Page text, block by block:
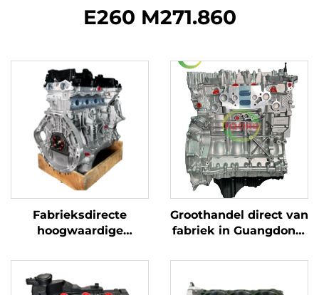
E260 M271.860
Fabrieksdirecte
hoogwaardige
A2710105147 auto
motor Mercedes Benz
Groothandel direct van
fabriek in Guangdong,
cilinder diesel- en